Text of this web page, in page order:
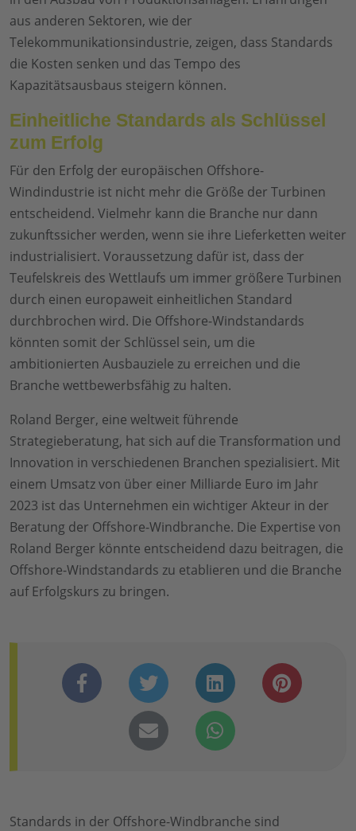
aus anderen Sektoren, wie der
Telekommunikationsindustrie, zeigen, dass Standards
die Kosten senken und das Tempo des
Kapazitätsausbaus steigern können.
Einheitliche Standards als Schlüssel
zum Erfolg
Für den Erfolg der europäischen Offshore-
Windindustrie ist nicht mehr die Größe der Turbinen
entscheidend. Vielmehr kann die Branche nur dann
zukunftssicher werden, wenn sie ihre Lieferketten weiter
industrialisiert. Voraussetzung dafür ist, dass der
Teufelskreis des Wettlaufs um immer größere Turbinen
durch einen europaweit einheitlichen Standard
durchbrochen wird. Die Offshore-Windstandards
könnten somit der Schlüssel sein, um die
ambitionierten Ausbauziele zu erreichen und die
Branche wettbewerbsfähig zu halten.
Roland Berger, eine weltweit führende
Strategieberatung, hat sich auf die Transformation und
Innovation in verschiedenen Branchen spezialisiert. Mit
einem Umsatz von über einer Milliarde Euro im Jahr
2023 ist das Unternehmen ein wichtiger Akteur in der
Beratung der Offshore-Windbranche. Die Expertise von
Roland Berger könnte entscheidend dazu beitragen, die
Offshore-Windstandards zu etablieren und die Branche
auf Erfolgskurs zu bringen.
Standards in der Offshore-Windbranche sind